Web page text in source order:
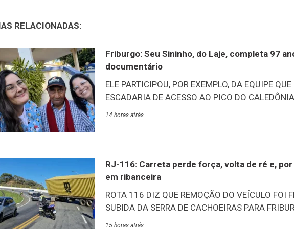
RELACIONADAS:
Friburgo: Seu Sininho, do Laje, completa 97
documentário
ELE PARTICIPOU, POR EXEMPLO, DA EQUIPE
ESCADARIA DE ACESSO AO PICO DO
tarde desta quinta-feira, 6/8, aconteceu o
na mesma data, ele esbanja vitalidade e alegria
acontecimentos e vivências de quase um século
Na ocasião, ele recebeu das
14 horas atrás
RJ-116: Carreta perde força, volta de ré e,
em ribanceira
ROTA 116 DIZ QUE REMOÇÃO DO VEÍCULO FOI
SUBIDA DA SERRA DE CACHOEIRAS PARA
Rota 116 concluiu com sucesso, às 11h desta
15 horas atrás